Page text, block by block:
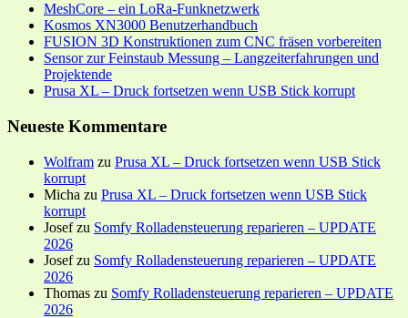
MeshCore – ein LoRa-Funknetzwerk
Kosmos XN3000 Benutzerhandbuch
FUSION 3D Konstruktionen zum CNC fräsen vorbereiten
Sensor zur Feinstaub Messung – Langzeiterfahrungen und
Projektende
Prusa XL – Druck fortsetzen wenn USB Stick korrupt
Neueste Kommentare
Wolfram zu Prusa XL – Druck fortsetzen wenn USB Stick
korrupt
Micha zu Prusa XL – Druck fortsetzen wenn USB Stick
korrupt
Josefzu Somfy Rolladensteuerung reparieren – UPDATE
2026
Josefzu Somfy Rolladensteuerung reparieren – UPDATE
2026
Thomas zu Somfy Rolladensteuerung reparieren – UPDATE
2026